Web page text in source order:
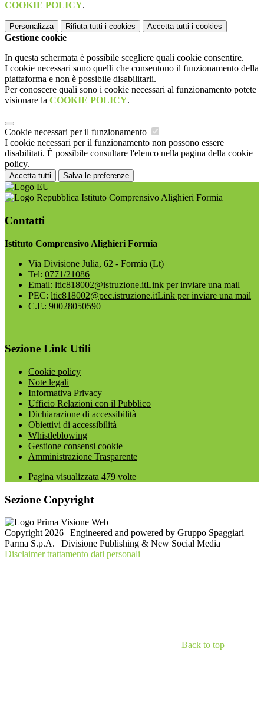
COOKIE POLICY.
Personalizza Rifiuta tutti i cookies Accetta tutti i cookies
Gestione cookie
In questa schermata è possibile scegliere quali cookie consentire.
I cookie necessari sono quelli che consentono il funzionamento della
piattaforma e non è possibile disabilitarli.
Per conoscere quali sono i cookie necessari al funzionamento potete
visionare la COOKIE POLICY.
Cookie necessari per il funzionamento
I cookie necessari per il funzionamento non possono essere
disabilitati. È possibile consultare l'elenco nella pagina della cookie
policy.
Accetta tutti Salva le preferenze
Istituto Comprensivo Alighieri Formia
Contatti
Istituto Comprensivo Alighieri Formia
Via Divisione Julia, 62 - Formia (Lt)
Tel: 0771/21086
Email: ltic818002@istruzione.itLink per inviare una mail
PEC: ltic818002@pec.istruzione.itLink per inviare una mail
C.F.: 90028050590
Sezione Link Utili
Cookie policy
Note legali
Informativa Privacy
Ufficio Relazioni con il Pubblico
Dichiarazione di accessibilità
Obiettivi di accessibilità
Whistleblowing
Gestione consensi cookie
Amministrazione Trasparente
Pagina visualizzata 479 volte
Sezione Copyright
Copyright 2026 | Engineered and powered by Gruppo Spaggiari
Parma S.p.A. | Divisione Publishing & New Social Media
Disclaimer trattamento dati personali
Back to top